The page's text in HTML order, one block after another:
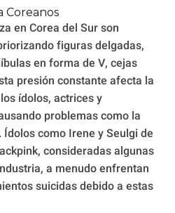
Coreanos
en Corea del Sur son
figuras delgadas,
en forma de V, cejas
presión constante afecta la
ídolos, actrices y
problemas como la
como Irene y Seulgi de
consideradas algunas
a menudo enfrentan
suicidas debido a estas